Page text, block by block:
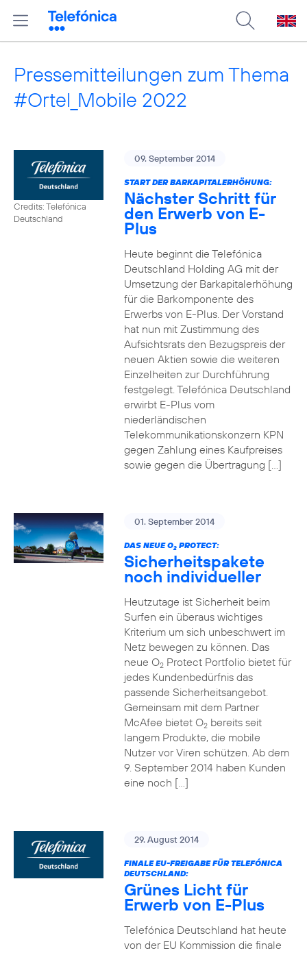
Pressemitteilungen zum Thema
#Ortel_Mobile 2022
Credits: Telefónica
Deutschland
09. September 2014
START DER BARKAPITALERHÖHUNG:
Nächster Schritt für
den Erwerb von E-
Plus
Heute beginnt die Telefónica
Deutschland Holding AG mit der
Umsetzung der Barkapitalerhöhung
für die Barkomponente des
Erwerbs von E-Plus. Der Vorstand
hat nun mit Zustimmung des
Aufsichtsrats den Bezugspreis der
neuen Aktien sowie die weiteren
Einzelheiten zur Durchführung
festgelegt. Telefónica Deutschland
erwirbt E-Plus vom
niederländischen
Telekommunikationskonzern KPN
gegen Zahlung eines Kaufpreises
sowie gegen die Übertragung […]
01. September 2014
DAS NEUE O2PROTECT:
Sicherheitspakete
noch individueller
Heutzutage ist Sicherheit beim
Surfen ein überaus wichtiges
Kriterium um sich unbeschwert im
Netz bewegen zu können. Das
neue O2Protect Portfolio bietet für
jedes Kundenbedürfnis das
passende Sicherheitsangebot.
Gemeinsam mit dem Partner
McAfee bietet O2bereits seit
langem Produkte, die mobile
Nutzer vor Viren schützen. Ab dem
9. September 2014 haben Kunden
eine noch […]
29. August 2014
FINALE EU-FREIGABE FÜR TELEFÓNICA
DEUTSCHLAND:
Grünes Licht für
Erwerb von E-Plus
Telefónica Deutschland hat heute
von der EU Kommission die finale